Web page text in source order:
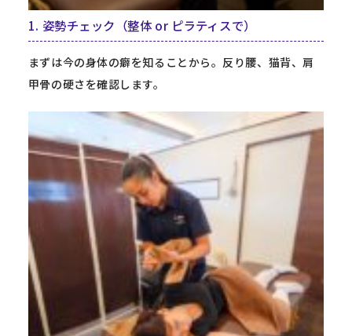
1. 姿勢チェック（整体 or ピラティスで）
まずは今の身体の癖を知ることから。反り腰、猫背、肩
甲骨の硬さを確認します。